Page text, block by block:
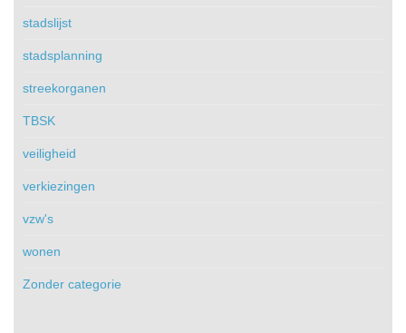
stadslijst
stadsplanning
streekorganen
TBSK
veiligheid
verkiezingen
vzw's
wonen
Zonder categorie